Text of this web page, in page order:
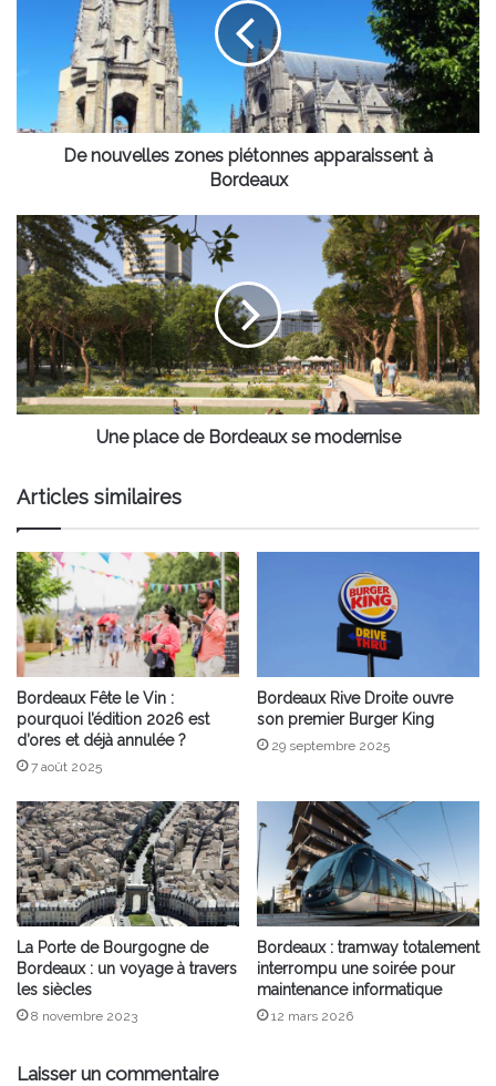
piétonnes
apparaissent
Bordeaux
De nouvelles zones piétonnes apparaissent à
Bordeaux
Une
place
de
Bordeaux
se
modernise
Une place de Bordeaux se modernise
Articles similaires
Bordeaux Fête le Vin :
pourquoi l’édition 2026 est
d’ores et déjà annulée ?
7 août 2025
Bordeaux Rive Droite ouvre
son premier Burger King
29 septembre 2025
La Porte de Bourgogne de
Bordeaux : un voyage à travers
les siècles
8 novembre 2023
Bordeaux : tramway totalement
interrompu une soirée pour
maintenance informatique
12 mars 2026
Laisser un commentaire